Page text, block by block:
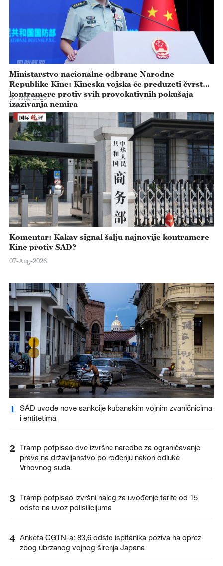
Ministarstvo nacionalne odbrane Narodne
Republike Kine: Kineska vojska će preduzeti čvrste
kontramere protiv svih provokativnih pokušaja
izazivanja nemira
07-Aug-2026
Komentar: Kakav signal šalju najnovije kontramere
Kine protiv SAD?
07-Aug-2026
1
SAD uvode nove sankcije kubanskim vojnim zvaničnicima
i entitetima
2 Tramp potpisao dve izvršne naredbe za ograničavanje
prava na državljanstvo po rođenju nakon odluke
Vrhovnog suda
3 Tramp potpisao izvršni nalog za uvođenje tarife od 15
odsto na uvoz polisilicijuma
4 Anketa CGTN-a: 83,6 odsto ispitanika poziva na oprez
zbog ubrzanog vojnog širenja Japana